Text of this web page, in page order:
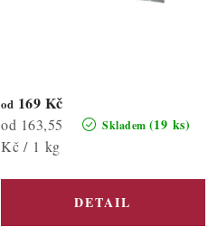
ů
Skladem (19 ks)
od 169 Kč
Měrná
cena:
od 163,55
Kč / 1 kg